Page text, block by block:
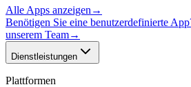
Alle Apps anzeigen →
Benötigen Sie eine benutzerdefinierte
unserem Team→
Dienstleistungen
Plattformen